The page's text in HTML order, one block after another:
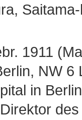
1911
NW 6
in